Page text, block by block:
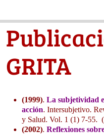
GRITA
(1999). La subjetividad
acción. Intersubjetivo.
y Salud. Vol. 1 (1) 7-55.
(2002). Reflexiones